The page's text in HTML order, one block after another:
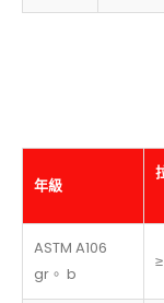
年級
ASTM A106
gr。 b